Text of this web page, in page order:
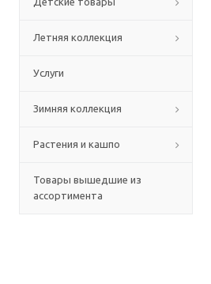
Летняя коллекция
Услуги
Зимняя коллекция
Растения и кашпо
Товары вышедшие из
ассортимента